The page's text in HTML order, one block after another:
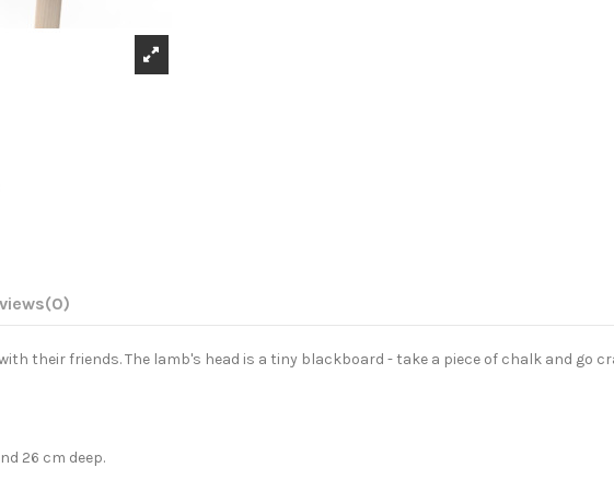
(0)
their friends. The lamb's head is a tiny blackboard - take a piece of chalk and go
26 cm deep.